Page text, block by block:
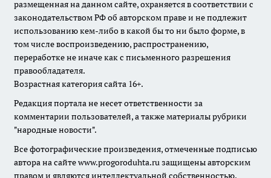
размещенная на данном сайте, охраняется в соответствии с
законодательством РФ об авторском праве и не подлежит
использованию кем-либо в какой бы то ни было форме, в
том числе воспроизведению, распространению,
переработке не иначе как с письменного разрешения
правообладателя.
Возрастная категория сайта 16+.
Редакция портала не несет ответственности за
комментарии пользователей, а также материалы рубрики
"народные новости".
Все фотографические произведения, отмеченные подписью
автора на сайте www.progoroduhta.ru защищены авторским
правом и являются интеллектуальной собственностью.